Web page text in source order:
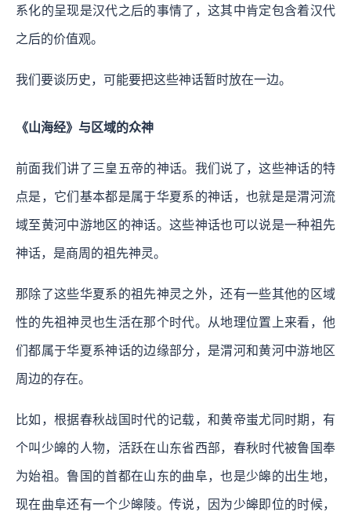
系化的呈现是汉代之后的事情了，这其中肯定包含着汉代
之后的价值观。
我们要谈历史，可能要把这些神话暂时放在一边。
《山海经》与区域的众神
前面我们讲了三皇五帝的神话。我们说了，这些神话的特
点是，它们基本都是属于华夏系的神话，也就是是渭河流
域至黄河中游地区的神话。这些神话也可以说是一种祖先
神话，是商周的祖先神灵。
那除了这些华夏系的祖先神灵之外，还有一些其他的区域
性的先祖神灵也生活在那个时代。从地理位置上来看，他
们都属于华夏系神话的边缘部分，是渭河和黄河中游地区
周边的存在。
比如，根据春秋战国时代的记载，和黄帝蚩尤同时期，有
个叫少皞的人物，活跃在山东省西部，春秋时代被鲁国奉
为始祖。鲁国的首都在山东的曲阜，也是少皞的出生地，
现在曲阜还有一个少皞陵。传说，因为少皞即位的时候，